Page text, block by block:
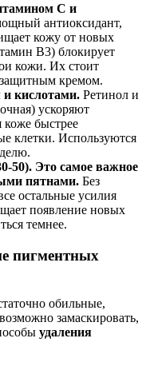
С и
антиоксидант,
кожу от новых
B3) блокирует
кожи. Их стоит
кремом.
и кислотами. Ретинол и
ускоряют
коже быстрее
клетки. Используются
50). Это самое важное
пятнами. Без
остальные усилия
появление новых
темнее.
пигментных
обильные,
замаскировать,
удаления